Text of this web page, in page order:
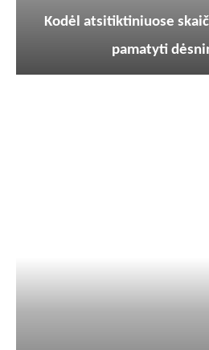
Kodėl atsitiktiniuose
pamatyti